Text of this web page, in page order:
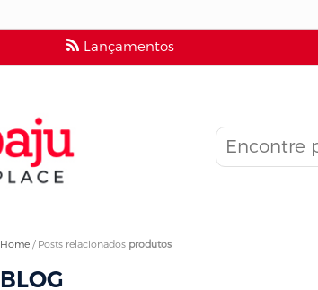
Lançamentos
Home / Posts relacionados produtos
BLOG